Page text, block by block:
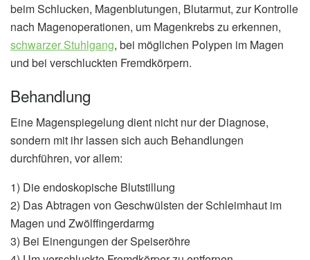
beim Schlucken, Magenblutungen, Blutarmut, zur Kontrolle
nach Magenoperationen, um Magenkrebs zu erkennen,
schwarzer Stuhlgang, bei möglichen Polypen im Magen
und bei verschluckten Fremdkörpern.
Behandlung
Eine Magenspiegelung dient nicht nur der Diagnose,
sondern mit ihr lassen sich auch Behandlungen
durchführen, vor allem:
1) Die endoskopische Blutstillung
2) Das Abtragen von Geschwülsten der Schleimhaut im
Magen und Zwölffingerdarmg
3) Bei Einengungen der Speiseröhre